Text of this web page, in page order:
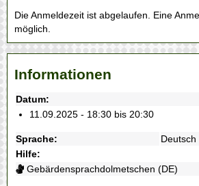
Die Anmeldezeit ist abgelaufen. Eine
möglich.
Informationen
Datum:
11.09.2025 - 18:30 bis 20:30
Sprache:
Deutsch
Hilfe:
Gebärdensprachdolmetschen (DE)